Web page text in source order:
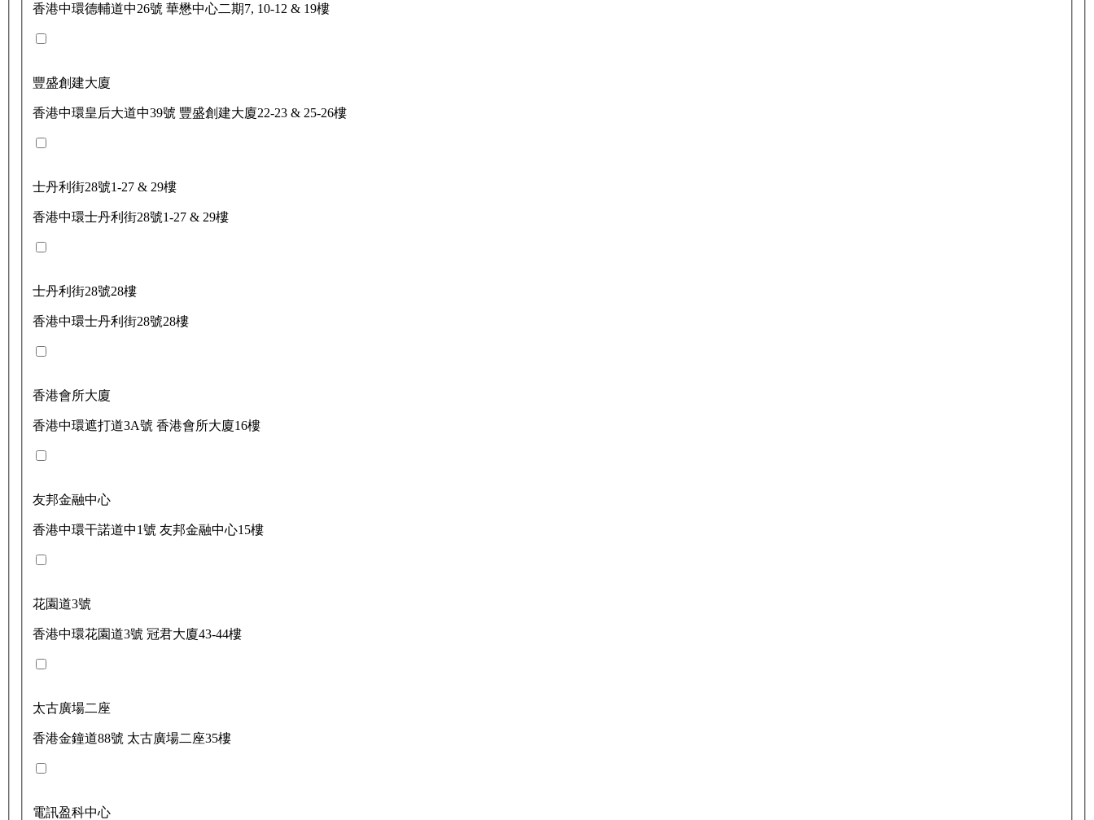
香港中環德輔道中26號 華懋中心二期7, 10-12 & 19樓
豐盛創建大廈
香港中環皇后大道中39號 豐盛創建大廈22-23 & 25-26樓
士丹利街28號1-27 & 29樓
香港中環士丹利街28號1-27 & 29樓
士丹利街28號28樓
香港中環士丹利街28號28樓
香港會所大廈
香港中環遮打道3A號 香港會所大廈16樓
友邦金融中心
香港中環干諾道中1號 友邦金融中心15樓
花園道3號
香港中環花園道3號 冠君大廈43-44樓
太古廣場二座
香港金鐘道88號 太古廣場二座35樓
電訊盈科中心